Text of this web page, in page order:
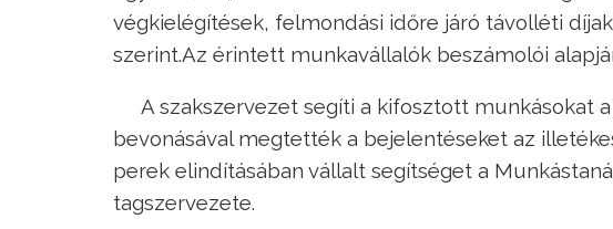
végkielégítések, felmondási időre járó távolléti
szerint.Az érintett munkavállalók beszámolói
A szakszervezet segíti a kifosztott munkásokat
bevonásával megtették a bejelentéseket az
perek elindításában vállalt segítséget a
tagszervezete.